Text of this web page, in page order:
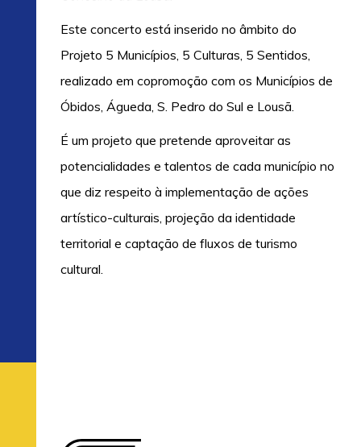
Este concerto está inserido no âmbito do
Projeto 5 Municípios, 5 Culturas, 5 Sentidos,
realizado em copromoção com os Municípios de
Óbidos, Águeda, S. Pedro do Sul e Lousã.
É um projeto que pretende aproveitar as
potencialidades e talentos de cada município no
que diz respeito à implementação de ações
artístico-culturais, projeção da identidade
territorial e captação de fluxos de turismo
cultural.